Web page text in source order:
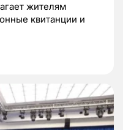
жителям
квитанции и